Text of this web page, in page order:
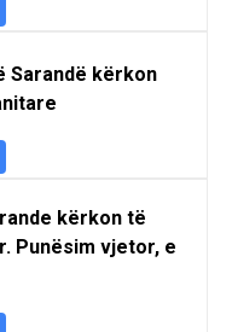
Sarandë kërkon
kërkon të
Punësim vjetor, e